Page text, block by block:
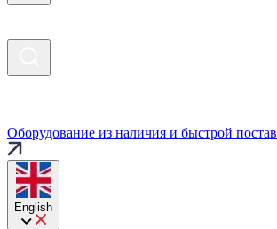
Оборудование из наличия и быстрой
English